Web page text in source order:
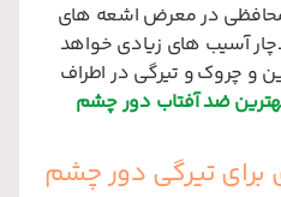
در معرض اشعه های
آسیب های زیادی خواهد
و چروک و تیرگی در اطراف
ضد آفتاب دور چشم
برای تیرگی دور چشم